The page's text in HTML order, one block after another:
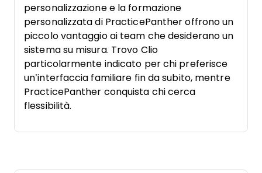
personalizzazione e la formazione
personalizzata di PracticePanther offrono un
piccolo vantaggio ai team che desiderano un
sistema su misura. Trovo Clio
particolarmente indicato per chi preferisce
un’interfaccia familiare fin da subito, mentre
PracticePanther conquista chi cerca
flessibilità.